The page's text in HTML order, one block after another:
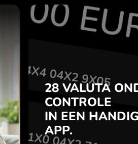
28 VALUTA
CONTROLE
IN EEN
APP.
28 VALUTA
IN EEN
Koop CHF,
omgekeerd met